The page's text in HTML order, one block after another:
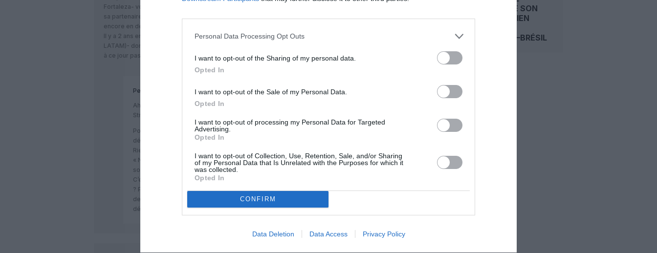
Personal Data Processing Opt Outs
I want to opt-out of the Sharing of my personal data.
Opted In
I want to opt-out of the Sale of my Personal Data.
Opted In
I want to opt-out of processing my Personal Data for Targeted
Advertising.
Opted In
I want to opt-out of Collection, Use, Retention, Sale, and/or Sharing
of my Personal Data that Is Unrelated with the Purposes for which it
was collected.
Opted In
CONFIRM
Data Deletion Data Access Privacy Policy
Fortaleza- vol KLM et JOON déjà, prévus au printemps 2018-, on voit ici Azul ( et
sa partenaire TAP ( et au-delà sans doute Star alliance donc, mais là, c’est
encore en devenir) qui ont choisi Recife…
Il y a 2 ans environ- avant la crise économique brésilienne-, TAM ( devenue
LATAM)- donc OneWorld- disait vouloir établir un hub dans le Nordeste , mais n’a
à ce jour pas encore donné suite…ça viendra sans doute…
Pet
14 octobre 2017 - 16 h 51 min
Ah? La crise est terminée au Brésil ? Voilà un scoop que même Wall
Street ignore.
Pour la énième fois, le fantasme du Nord / Nordeste en
développement échauffe les esprits. Ce sera un four de plus.
Rien de sérieux n’a jamais été fait au Brésil pour développer le
« Nord », et ce ne sont pas qques avions qui y feront quoi que ce
soit.
C’est sympa de créer des plateformes/hubs etc, mais pour aller où
? Pour desservir l’AmLat ? On voit les connaisseurs de la région..
desservir les petites villes du Nord, oubliées par tout
développement, soit.
RENFORCE SON
PONT AÉRIEN
LISBONNE–BRÉSIL